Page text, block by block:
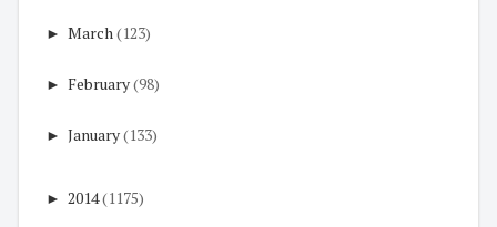
► March(123)
► February(98)
► January(133)
► 2014(1175)